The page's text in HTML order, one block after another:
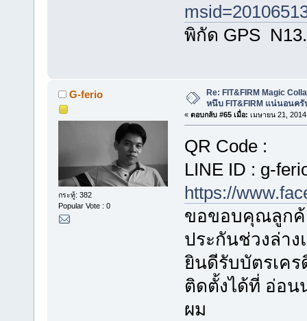
พิกัด GPS
G-ferio
กระทู้: 382
Popular Vote : 0
Re: FIT&FIRM Magic
หนึบ FIT&FIRM แน่นอนครั
« ตอบกลับ #65 เมื่อ: เมษายน 21,
QR Code :
LINE ID : g-
https://
ขอขอบคุณลูกค้
ประกันช่วงล่า
ยินดีรับบัตรเค
ติดตั้งได้ที่ อ่อน
ผม